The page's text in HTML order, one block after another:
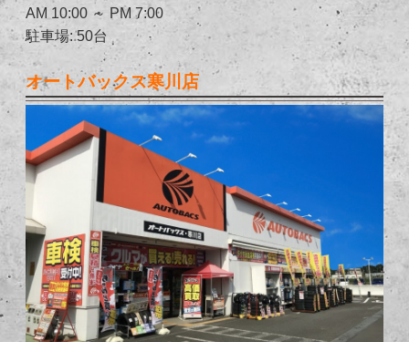
AM 10:00 ～ PM 7:00
駐車場: 50台
オートバックス寒川店